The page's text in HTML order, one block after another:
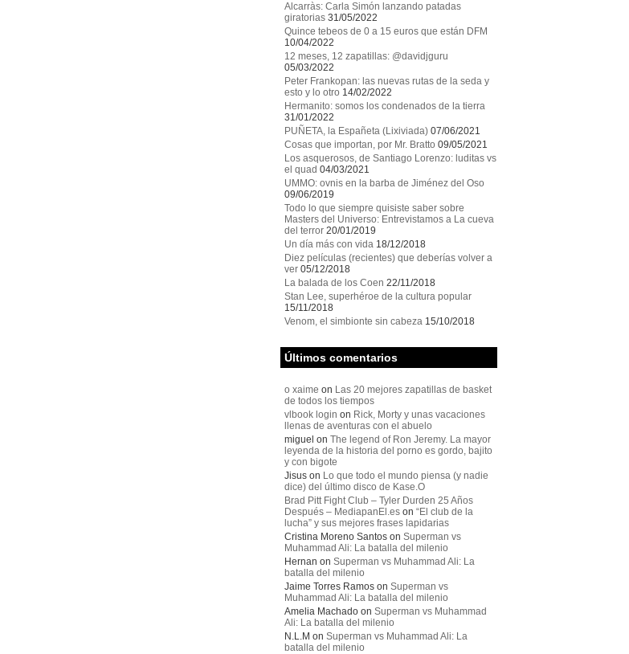
Alcarràs: Carla Simón lanzando patadas
giratorias 31/05/2022
Quince tebeos de 0 a 15 euros que están DFM
10/04/2022
12 meses, 12 zapatillas: @davidjguru
05/03/2022
Peter Frankopan: las nuevas rutas de la seda y
esto y lo otro 14/02/2022
Hermanito: somos los condenados de la tierra
31/01/2022
PUÑETA, la Españeta (Lixiviada) 07/06/2021
Cosas que importan, por Mr. Bratto 09/05/2021
Los asquerosos, de Santiago Lorenzo: luditas vs
el quad 04/03/2021
UMMO: ovnis en la barba de Jiménez del Oso
09/06/2019
Todo lo que siempre quisiste saber sobre
Masters del Universo: Entrevistamos a La cueva
del terror 20/01/2019
Un día más con vida 18/12/2018
Diez películas (recientes) que deberías volver a
ver 05/12/2018
La balada de los Coen 22/11/2018
Stan Lee, superhéroe de la cultura popular
15/11/2018
Venom, el simbionte sin cabeza 15/10/2018
Últimos comentarios
o xaime on Las 20 mejores zapatillas de basket
de todos los tiempos
vlbook login on Rick, Morty y unas vacaciones
llenas de aventuras con el abuelo
miguel on The legend of Ron Jeremy. La mayor
leyenda de la historia del porno es gordo, bajito
y con bigote
Jisuson Lo que todo el mundo piensa (y nadie
dice) del último disco de Kase.O
Brad Pitt Fight Club – Tyler Durden 25 Años
Después – MediapanEl.eson “El club de la
lucha” y sus mejores frases lapidarias
Cristina Moreno Santoson Superman vs
Muhammad Ali: La batalla del milenio
Hernan on Superman vs Muhammad Ali: La
batalla del milenio
Jaime Torres Ramoson Superman vs
Muhammad Ali: La batalla del milenio
Amelia Machadoon Superman vs Muhammad
Ali: La batalla del milenio
N.L.M on Superman vs Muhammad Ali: La
batalla del milenio